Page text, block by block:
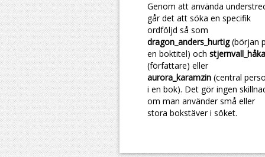
Genom att använda
går det att söka en specifik
ordföljd så som
dragon_anders_hurtig(början
en boktitel) och
(författare) eller
aurora_karamzin (central
i en bok). Det gör ingen
om man använder små eller
stora bokstäver i söket.